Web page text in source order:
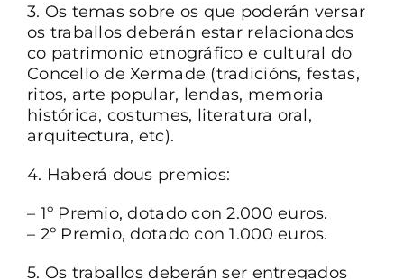
3. Os temas sobre os que poderán versar
os traballos deberán estar relacionados
co patrimonio etnográfico e cultural do
Concello de Xermade (tradicións, festas,
ritos, arte popular, lendas, memoria
histórica, costumes, literatura oral,
arquitectura, etc).
4. Haberá dous premios:
– 1º Premio, dotado con 2.000 euros.
– 2º Premio, dotado con 1.000 euros.
5. Os traballos deberán ser entregados